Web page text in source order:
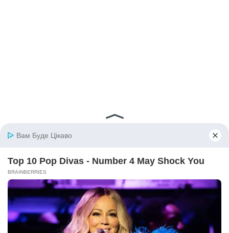
© 2026 iBilingua
Політика конфіденційності та умови користування
сайтом (Privacy Policy)